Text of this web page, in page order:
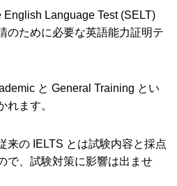
Language Test (SELT)
のために必要な英語能力証明テ
と General Training とい
れます。
来の IELTS とは試験内容と採点
で、試験対策に影響は出ませ